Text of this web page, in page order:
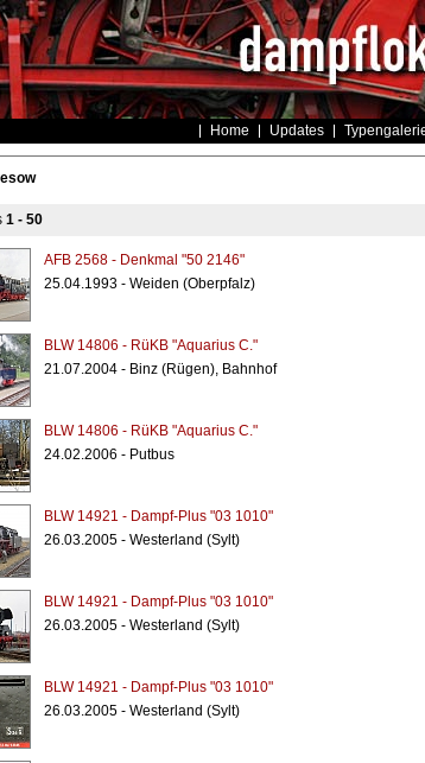
Home Updates
1 - 50
AFB 2568 - Denkmal "50 2146"
25.04.1993 - Weiden (Oberpfalz)
BLW 14806 - RüKB "Aquarius C."
21.07.2004 - Binz (Rügen), Bahnhof
BLW 14806 - RüKB "Aquarius C."
24.02.2006 - Putbus
BLW 14921 - Dampf-Plus "03 1010"
26.03.2005 - Westerland (Sylt)
BLW 14921 - Dampf-Plus "03 1010"
26.03.2005 - Westerland (Sylt)
BLW 14921 - Dampf-Plus "03 1010"
26.03.2005 - Westerland (Sylt)